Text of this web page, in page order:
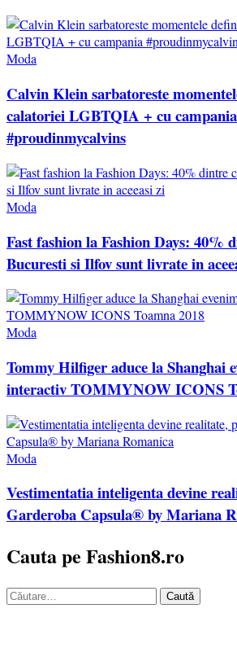
Moda
Calvin Klein sarbatoreste
calatoriei LGBTQIA + cu campania
#proudinmycalvins
Moda
Fast fashion la Fashion Days: 40%
Bucuresti si Ilfov sunt livrate in
Moda
Tommy Hilfiger aduce la Shanghai
interactiv TOMMYNOW ICONS
Moda
Vestimentatia inteligenta devine
Garderoba Capsula® by Mariana
Cauta pe Fashion8.ro
Caută